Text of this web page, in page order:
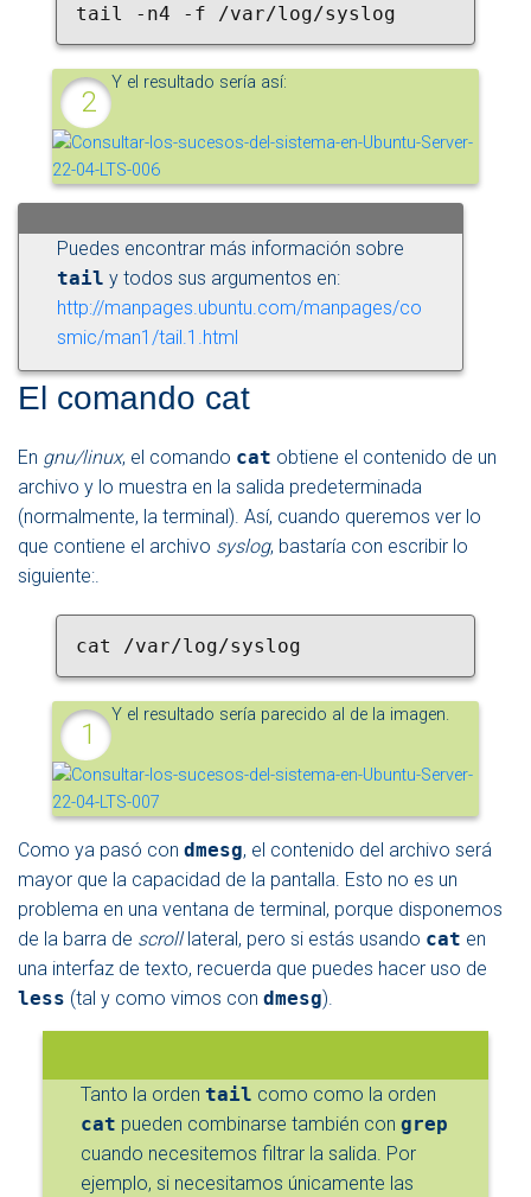
tail -n4 -f /var/log/syslog
Y el resultado sería así:
Puedes encontrar más información sobre
tail y todos sus argumentos en:
http://manpages.ubuntu.com/manpages/co
smic/man1/tail.1.html
El comando cat
En gnu/linux, el comando cat obtiene el contenido de un
archivo y lo muestra en la salida predeterminada
(normalmente, la terminal). Así, cuando queremos ver lo
que contiene el archivo syslog, bastaría con escribir lo
siguiente:.
cat /var/log/syslog
Y el resultado sería parecido al de la imagen.
Como ya pasó con dmesg, el contenido del archivo será
mayor que la capacidad de la pantalla. Esto no es un
problema en una ventana de terminal, porque disponemos
de la barra de scrolllateral, pero si estás usando cat en
una interfaz de texto, recuerda que puedes hacer uso de
less (tal y como vimos con dmesg).
Tanto la orden tail como como la orden
cat pueden combinarse también con grep
cuando necesitemos filtrar la salida. Por
ejemplo, si necesitamos únicamente las